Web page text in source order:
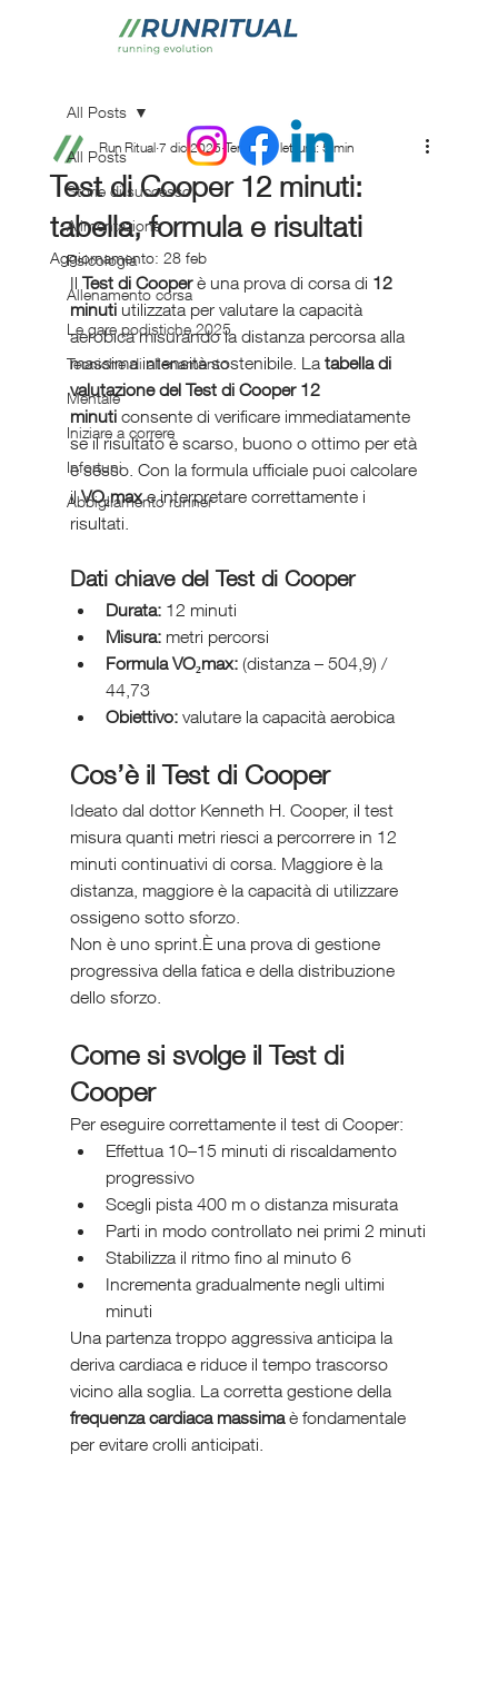
All Posts
Storie di successo
Alimentazione
Psicologia
Allenamento corsa
Le gare podistiche 2025
Tecniche di allenamento
Mentale
Iniziare a correre
Infortuni
Abbigliamento runner
All Posts
Test di Cooper 12 minuti:
tabella, formula e risultati
Run Ritual 7 dic 2025 Tempo di lettura: 5 min
Aggiornamento: 28 feb
Il Test di Cooper è una prova di corsa di 12
minuti utilizzata per valutare la capacità
aerobica misurando la distanza percorsa alla
massima intensità sostenibile. La tabella di
valutazione del Test di Cooper 12
minuti consente di verificare immediatamente
se il risultato è scarso, buono o ottimo per età
e sesso. Con la formula ufficiale puoi calcolare
il VO₂max e interpretare correttamente i
risultati.
Dati chiave del Test di Cooper
Durata: 12 minuti
Misura: metri percorsi
Formula VO₂max: (distanza – 504,9) /
44,73
Obiettivo: valutare la capacità aerobica
Cos’è il Test di Cooper
Ideato dal dottor Kenneth H. Cooper, il test
misura quanti metri riesci a percorrere in 12
minuti continuativi di corsa. Maggiore è la
distanza, maggiore è la capacità di utilizzare
ossigeno sotto sforzo.
Non è uno sprint.È una prova di gestione
progressiva della fatica e della distribuzione
dello sforzo.
Come si svolge il Test di
Cooper
Per eseguire correttamente il test di Cooper:
Effettua 10–15 minuti di riscaldamento
progressivo
Scegli pista 400 m o distanza misurata
Parti in modo controllato nei primi 2 minuti
Stabilizza il ritmo fino al minuto 6
Incrementa gradualmente negli ultimi
minuti
Una partenza troppo aggressiva anticipa la
deriva cardiaca e riduce il tempo trascorso
vicino alla soglia. La corretta gestione della
frequenza cardiaca massima è fondamentale
per evitare crolli anticipati.